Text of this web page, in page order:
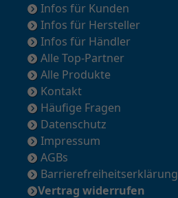
Infos für Kunden
Infos für Hersteller
Infos für Händler
Alle Top-Partner
Alle Produkte
Kontakt
Häufige Fragen
Datenschutz
Impressum
AGBs
Barrierefreiheitserklärung
Vertrag widerrufen